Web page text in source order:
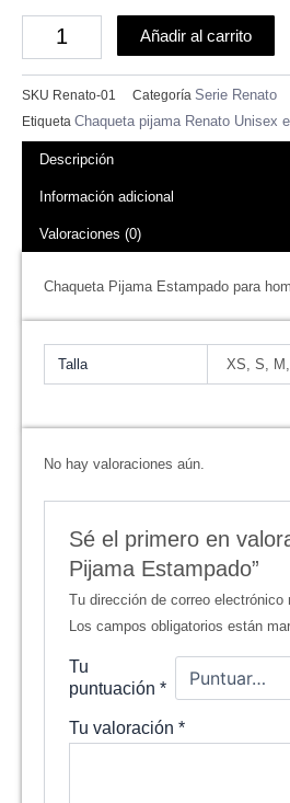
Añadir al carrito
SKU Renato-01 Categoría Serie Renato
Etiqueta Chaqueta pijama Renato Unisex
Descripción
Información adicional
Valoraciones (0)
Chaqueta Pijama Estampado para
Talla XS, S,
No hay valoraciones aún.
Sé el primero en
Pijama Estampado”
Tu dirección de correo electrónico
Los campos obligatorios están
Tu
puntuación *
Tu valoración *